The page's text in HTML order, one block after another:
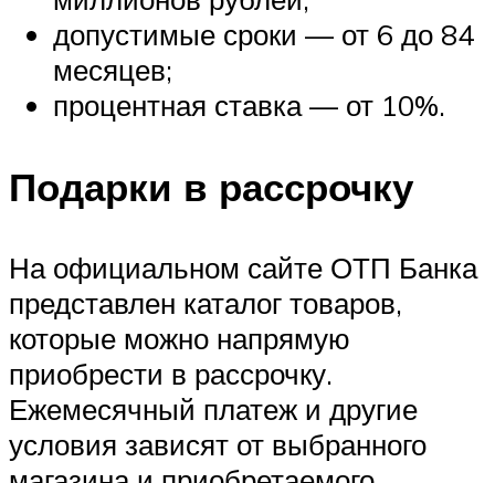
допустимые сроки — от 6 до 84
месяцев;
процентная ставка — от 10%.
Подарки в рассрочку
На официальном сайте ОТП Банка
представлен каталог товаров,
которые можно напрямую
приобрести в рассрочку.
Ежемесячный платеж и другие
условия зависят от выбранного